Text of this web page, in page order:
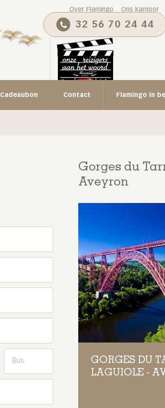
Over Flamingo Ons kantoor
32 56 70 24 44
Cadeaubon Contact Flamingo in
Gorges du
Aveyron
GORGES DU
LAGUIOLE -